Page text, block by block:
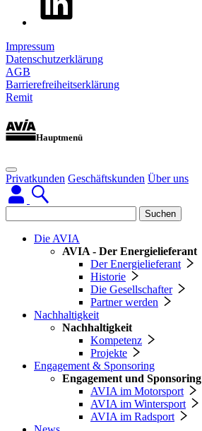
Impressum
Datenschutzerklärung
AGB
Barrierefreiheitserklärung
Remit
Hauptmenü
Privatkunden Geschäftskunden Über uns
Suchen
Die AVIA
AVIA - Der Energielieferant
Der Energielieferant
Historie
Die Gesellschafter
Partner werden
Nachhaltigkeit
Nachhaltigkeit
Kompetenz
Projekte
Engagement & Sponsoring
Engagement und Sponsoring
AVIA im Motorsport
AVIA im Wintersport
AVIA im Radsport